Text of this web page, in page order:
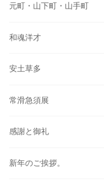
元町・山下町・山手町
和魂洋才
安土草多
常滑急須展
感謝と御礼
新年のご挨拶。